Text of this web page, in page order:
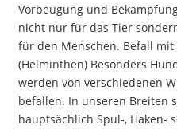
Vorbeugung und
nicht nur für das Tier
für den Menschen. Befall mit
(Helminthen) Besonders
werden von verschiedenen
befallen. In unseren Breiten
hauptsächlich Spul-, Haken-